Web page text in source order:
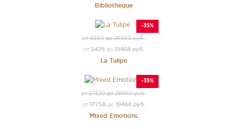
Bibliotheque
-35%
от 8350 до 29950 руб.
от 5428до 19468 руб.
La Tulipe
-35%
от 27320 до 29950 руб.
от 17758до 19468 руб.
Mixed Emotions